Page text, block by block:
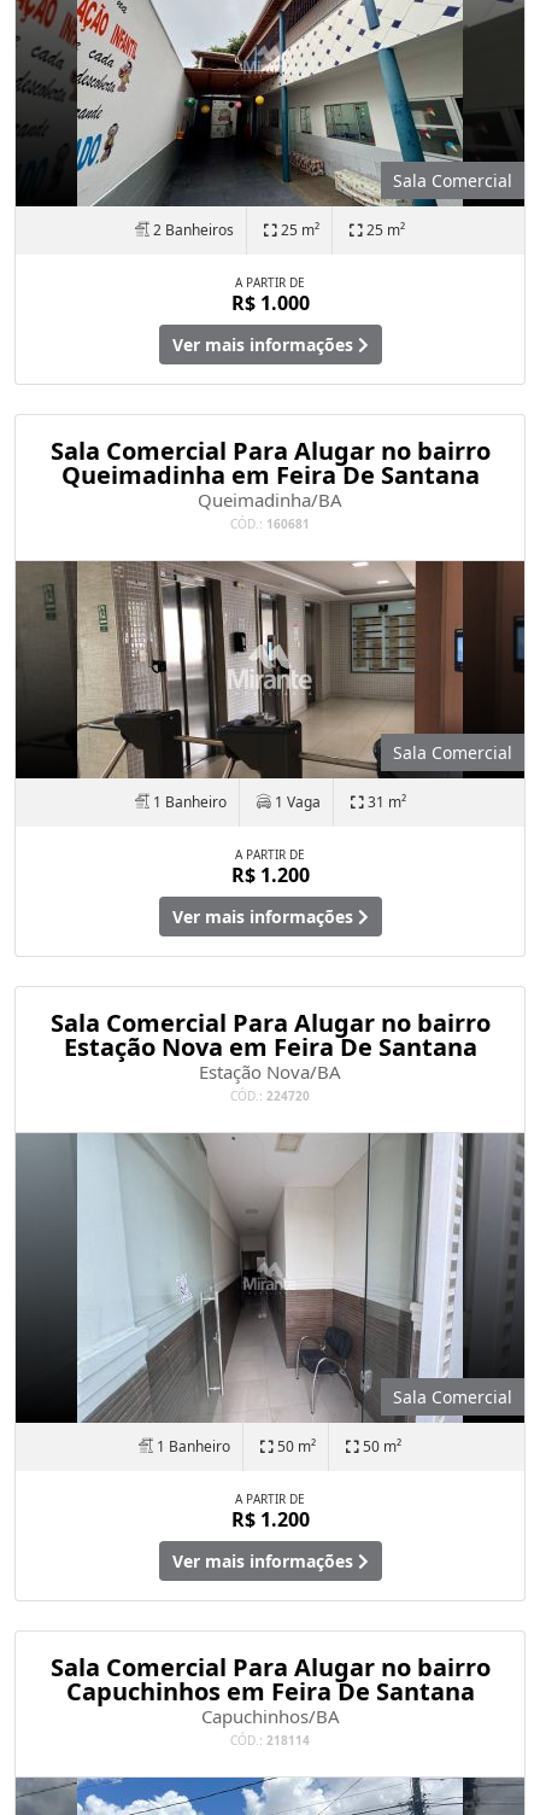
Sala Comercial
2 Banheiros 25 m² 25 m²
A PARTIR DE
R$ 1.000
Ver mais informações
Sala Comercial Para Alugar no bairro
Queimadinha em Feira De Santana
Queimadinha/BA
CÓD.: 160681
Sala Comercial
1 Banheiro 1 Vaga 31 m²
A PARTIR DE
R$ 1.200
Ver mais informações
Sala Comercial Para Alugar no bairro
Estação Nova em Feira De Santana
Estação Nova/BA
CÓD.: 224720
Sala Comercial
1 Banheiro 50 m² 50 m²
A PARTIR DE
R$ 1.200
Ver mais informações
Sala Comercial Para Alugar no bairro
Capuchinhos em Feira De Santana
Capuchinhos/BA
CÓD.: 218114